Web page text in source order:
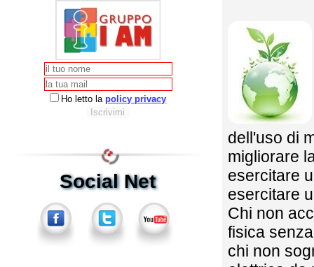
Ho letto lapolicy privacy
Social Net
dell'uso di
migliorare
esercitare
esercitare
Chi non
fisica
chi non